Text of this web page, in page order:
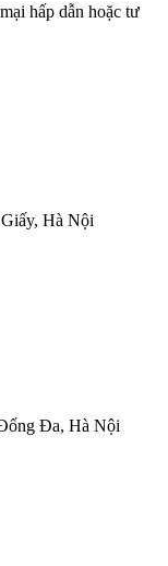
hấp dẫn hoặc tư
Hà Nội
Đa, Hà Nội